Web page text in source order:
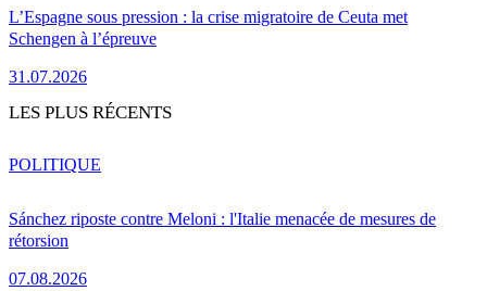
L’Espagne sous pression : la crise migratoire de Ceuta met
Schengen à l’épreuve
31.07.2026
LES PLUS RÉCENTS
Sánchez riposte contre Meloni : l'Italie menacée de mesures de
rétorsion
07.08.2026
POLITIQUE